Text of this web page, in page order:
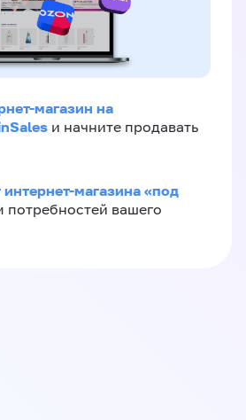
магазин на
и начните продавать
интернет-магазина «под
потребностей вашего